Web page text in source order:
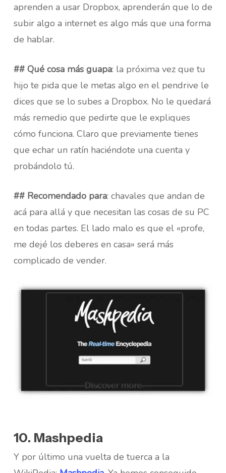
aprenden a usar Dropbox, aprenderán que lo de
subir algo a internet es algo más que una forma
de hablar.
## Qué cosa más guapa: la próxima vez que tu
hijo te pida que le metas algo en el pendrive le
dices que se lo subes a Dropbox. No le quedará
más remedio que pedirte que le expliques
cómo funciona. Claro que previamente tienes
que echar un ratín haciéndote una cuenta y
probándolo tú.
## Recomendado para: chavales que andan de
acá para allá y que necesitan las cosas de su PC
en todas partes. El lado malo es que el «profe,
me dejé los deberes en casa» será más
complicado de vender.
10. Mashpedia
Y por último una vuelta de tuerca a la